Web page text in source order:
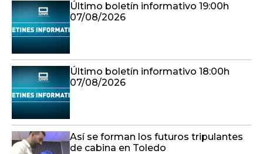
Último boletín informativo 19:00h
07/08/2026
Último boletín informativo 18:00h
07/08/2026
Así se forman los futuros tripulantes
de cabina en Toledo